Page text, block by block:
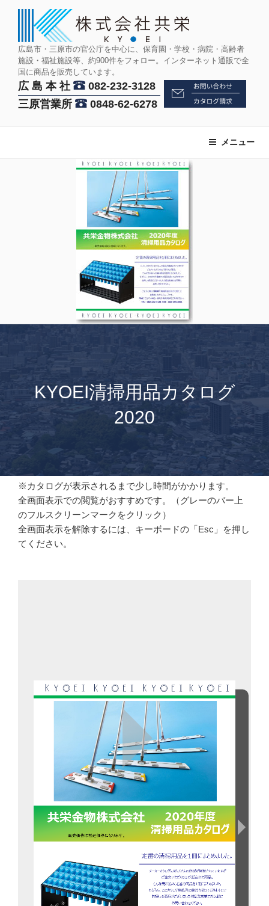
広島市・三原市の官公庁を中心に、保育園・学校・病院・高齢者
施設・福祉施設等、約900件をフォロー。インターネット通販で全
国に商品を販売しています。
広 島 本 社
082-232-3128
三原営業所
0848-62-6278
メニュー
KYOEI清掃用品カタログ
2020
※カタログが表示されるまで少し時間がかかります。
全画面表示での閲覧がおすすめです。（グレーのバー上
のフルスクリーンマークをクリック）
全画面表示を解除するには、キーボードの「Esc」を押し
てください。